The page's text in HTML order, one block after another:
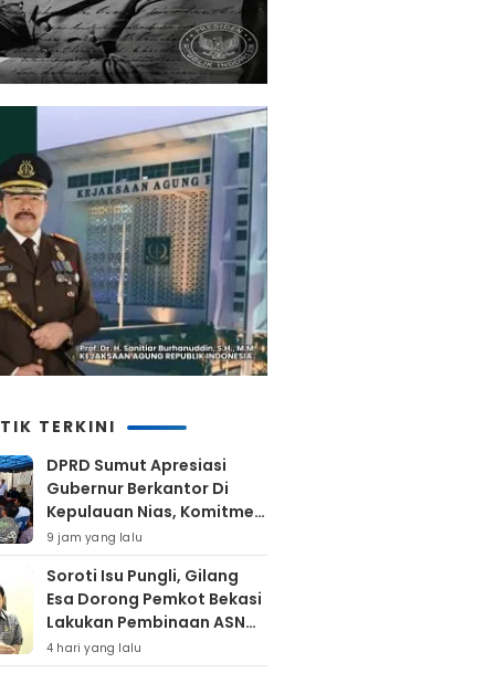
TERKINI
DPRD Sumut Apresiasi
Gubernur Berkantor Di
Kepulauan Nias, Komitmen
Percepatan Pembangunan
9 jam yang lalu
Soroti Isu Pungli, Gilang
Esa Dorong Pemkot Bekasi
Lakukan Pembinaan ASN
Hingga Bentuk Satgas
4 hari yang lalu